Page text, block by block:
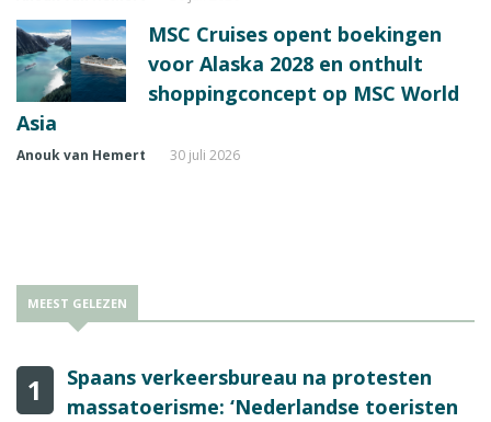
MSC Cruises opent boekingen
voor Alaska 2028 en onthult
shoppingconcept op MSC World
Asia
Anouk van Hemert 30 juli 2026
MEEST GELEZEN
1
Spaans verkeersbureau na protesten
massatoerisme: ‘Nederlandse toeristen